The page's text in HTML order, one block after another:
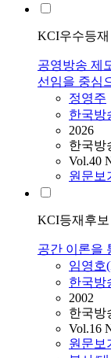
KCI우수등재
공영방송 제
선임을 중심
정영주
한국방
2026
한국방
Vol.40
원문보
KCI등재후보
공간 이론을
임영호
한국방
2002
한국방
Vol.16
원문보